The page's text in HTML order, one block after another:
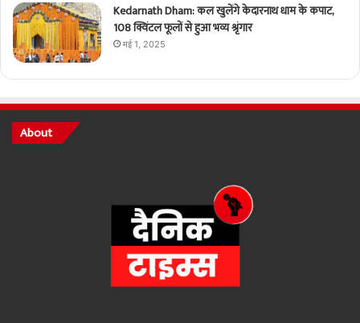
Kedarnath Dham: कल खुलेंगे केदारनाथ धाम के कपाट,
108 क्विंटल फूलों से हुआ भव्य श्रृंगार
मई 1, 2025
About